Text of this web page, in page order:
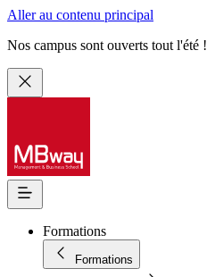
Aller au contenu principal
Nos campus sont ouverts tout l'été !
Formations
Formations